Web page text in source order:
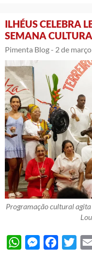
ILHÉUS CELEBRA
SEMANA
Pimenta Blog - 2 de
Programação cultural
WhatsAppMessengerFacebook